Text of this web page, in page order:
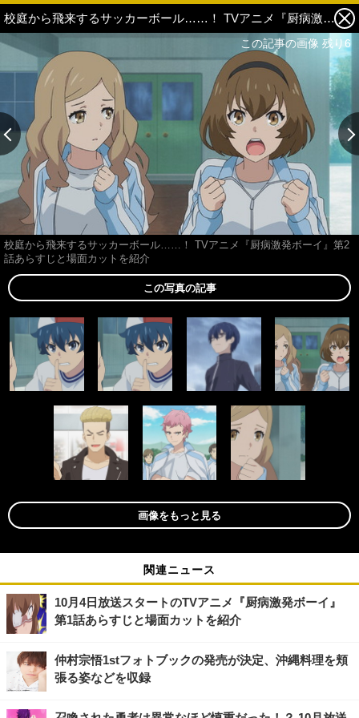
校庭から飛来するサッカーボール……！ TVアニメ『厨病激発ボーイ』第2話あらすじと場面カットを紹介 4枚目の写真・画像
校庭から飛来するサッカーボール……！ TVアニメ『厨病激発ボーイ』第2
話あらすじと場面カットを紹介
この写真の記事
画像をもっと見る
関連ニュース
10月4日放送スタートのTVアニメ『厨病激発ボーイ』
第1話あらすじと場面カットを紹介
仲村宗悟1stフォトブックの発売が決定、沖縄料理を頬
張る姿などを収録
この記事の画像 残り6